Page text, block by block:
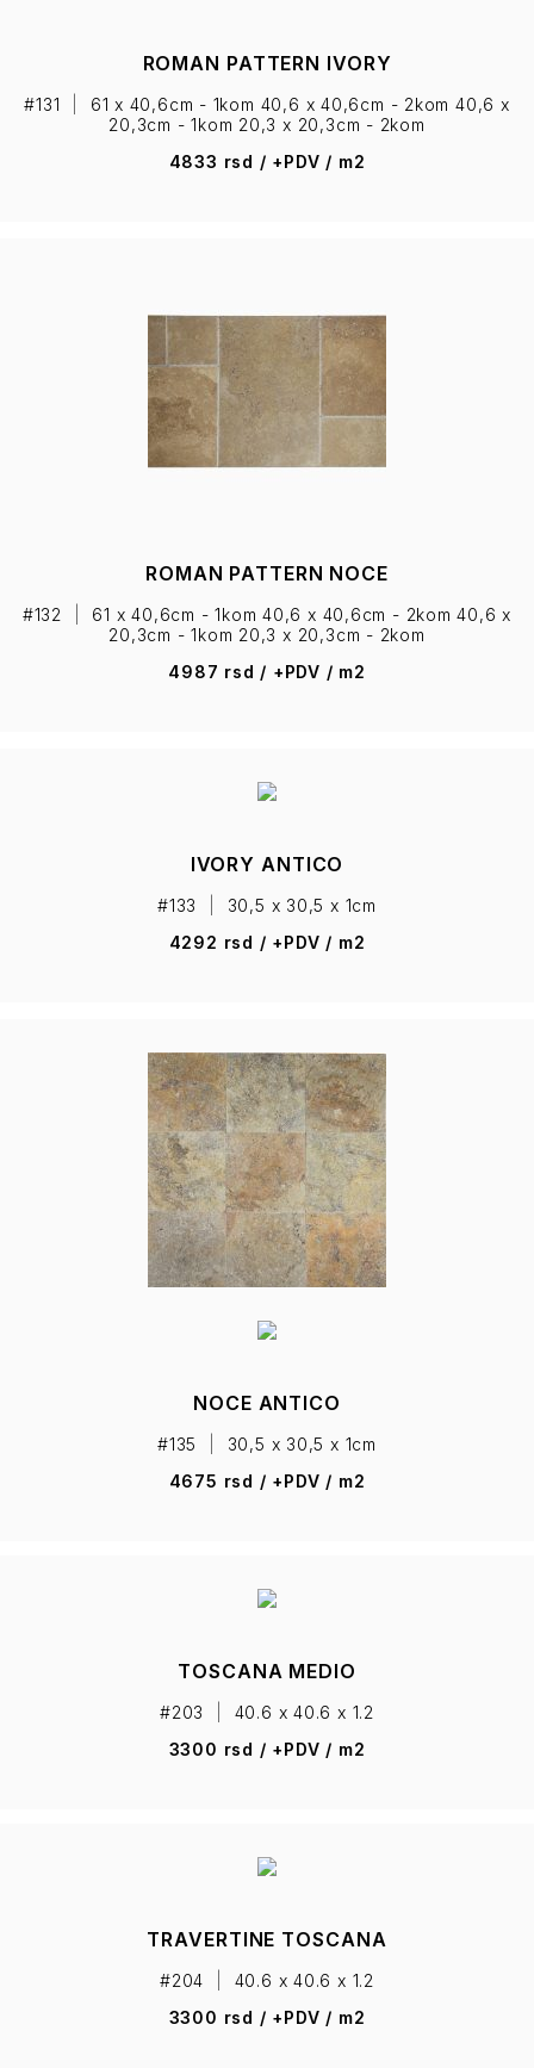
ROMAN PATTERN IVORY
#131
61 x 40,6cm - 1kom 40,6 x 40,6cm - 2kom 40,6 x
20,3cm - 1kom 20,3 x 20,3cm - 2kom
4833 rsd / +PDV / m2
ROMAN PATTERN NOCE
#132
61 x 40,6cm - 1kom 40,6 x 40,6cm - 2kom 40,6 x
20,3cm - 1kom 20,3 x 20,3cm - 2kom
4987 rsd / +PDV / m2
IVORY ANTICO
#133
30,5 x 30,5 x 1cm
4292 rsd / +PDV / m2
#134 | 30,5 x 30,5 x 1cm
4675 rsd / +PDV / m2
NOCE ANTICO
#135
30,5 x 30,5 x 1cm
4675 rsd / +PDV / m2
TOSCANA MEDIO
#203
40.6 x 40.6 x 1.2
3300 rsd / +PDV / m2
TRAVERTINE TOSCANA
#204
40.6 x 40.6 x 1.2
3300 rsd / +PDV / m2